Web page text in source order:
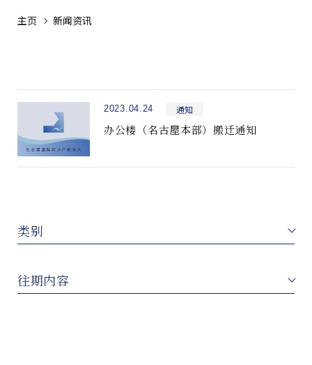
主页 新闻资讯
2023.04.24 通知
办公楼（名古屋本部）搬迁通知
类别
往期内容